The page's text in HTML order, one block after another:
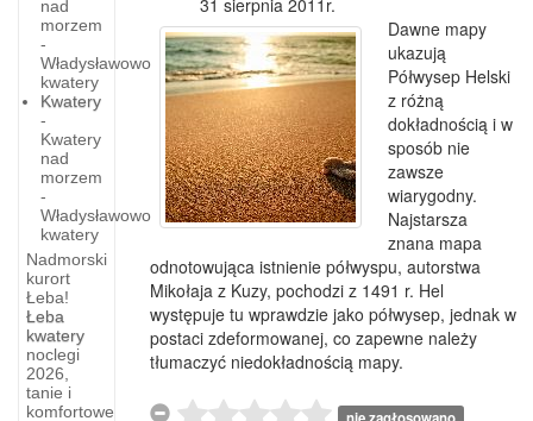
nad
morzem
-
Władysławowo
kwatery
Kwatery
-
Kwatery
nad
morzem
-
Władysławowo
kwatery
Nadmorski
kurort
Łeba!
Łeba
kwatery
noclegi
2026,
tanie i
komfortowe
Władysławowo-
31 sierpnia 2011r.
Dawne mapy
ukazują
Półwysep Helski
z różną
dokładnością i w
sposób nie
zawsze
wiarygodny.
Najstarsza
znana mapa
odnotowująca istnienie półwyspu, autorstwa
Mikołaja z Kuzy, pochodzi z 1491 r. Hel
występuje tu wprawdzie jako półwysep, jednak w
postaci zdeformowanej, co zapewne należy
tłumaczyć niedokładnością mapy.